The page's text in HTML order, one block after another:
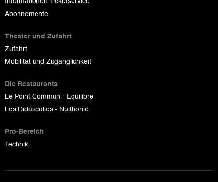
Abonnemente
Theater und Zufahrt
Zufahrt
Mobilität und Zugänglichkeit
Die Restaurants
Le Point Commun - Equilibre
Les Didascalies - Nuithonie
Pro-Bereich
Technik